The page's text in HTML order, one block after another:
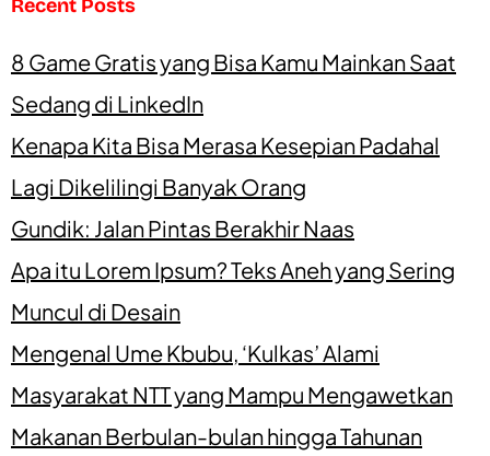
Recent Posts
8 Game Gratis yang Bisa Kamu Mainkan Saat
Sedang di LinkedIn
Kenapa Kita Bisa Merasa Kesepian Padahal
Lagi Dikelilingi Banyak Orang
Gundik: Jalan Pintas Berakhir Naas
Apa itu Lorem Ipsum? Teks Aneh yang Sering
Muncul di Desain
Mengenal Ume Kbubu, ‘Kulkas’ Alami
Masyarakat NTT yang Mampu Mengawetkan
Makanan Berbulan-bulan hingga Tahunan